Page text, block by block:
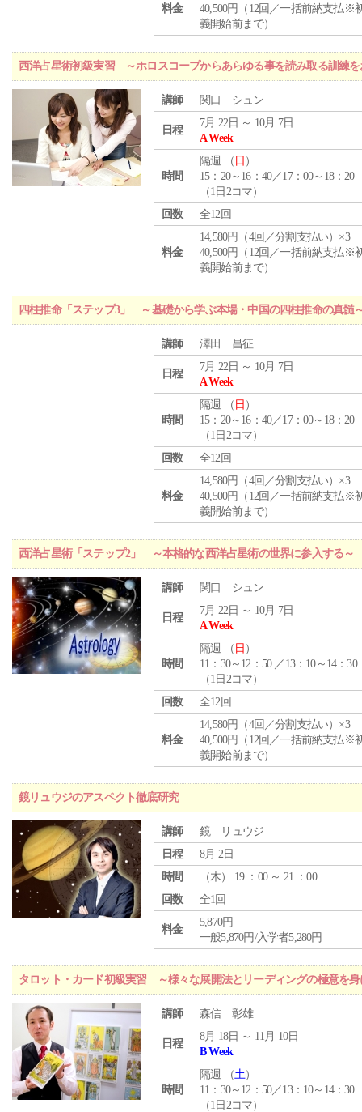
料金
40,500円（12回／一括前納支払※
義開始前まで）
西洋占星術初級実習 ～ホロスコープからあらゆる事を読み取る訓練を
講師 関口 シュン
日程
7月 22日 ～ 10月 7日
A Week
時間
隔週 （ 日 ）
15：20～16：40／17：00～18：20
（1日2コマ）
回数
全12回
料金
14,580円（4回／分割支払い）×3
40,500円（12回／一括前納支払※
義開始前まで）
四柱推命「ステップ3」 ～基礎から学ぶ本場・中国の四柱推命の真髄
講師 澤田 昌征
日程
7月 22日 ～ 10月 7日
A Week
時間
隔週 （ 日 ）
15：20～16：40／17：00～18：20
（1日2コマ）
回数
全12回
料金
14,580円（4回／分割支払い）×3
40,500円（12回／一括前納支払※
義開始前まで）
西洋占星術「ステップ2」 ～本格的な西洋占星術の世界に参入する～
講師 関口 シュン
日程
7月 22日 ～ 10月 7日
A Week
時間
隔週 （ 日 ）
11：30～12：50 ／13：10～14：30
（1日2コマ）
回数
全12回
料金
14,580円（4回／分割支払い）×3
40,500円（12回／一括前納支払※
義開始前まで）
鏡リュウジのアスペクト徹底研究
講師
鏡 リュウジ
日程
8月 2日
時間
（木） 19 ：00 ～ 21 ：00
回数
全1回
料金
5,870円
一般5,870円/入学者5,280円
タロット・カード初級実習 ～様々な展開法とリーディングの極意を身
講師 森信 彰雄
日程
8月 18日 ～ 11月 10日
B Week
時間
隔週 （土）
11：30～12：50／13：10～14：30
（1日2コマ）